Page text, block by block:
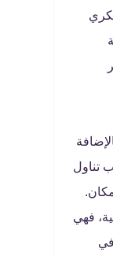
تناول
فهي